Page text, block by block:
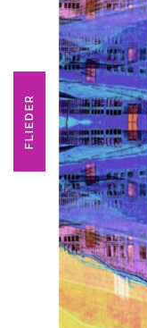
FLIEDER